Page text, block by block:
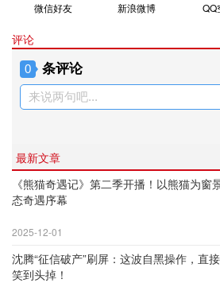
微信好友 新浪微博 QQ
评论
0 条评论
来说两句吧...
最新文章
《熊猫奇遇记》第二季开播！以熊猫为窗
态奇遇序幕
2025-12-01
沈腾“征信破产”刷屏：这波自黑操作，直
笑到头掉！